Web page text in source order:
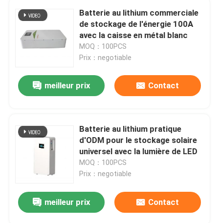
Batterie au lithium commerciale
de stockage de l'énergie 100A
avec la caisse en métal blanc
MOQ：100PCS
Prix：negotiable
meilleur prix Contact
Batterie au lithium pratique
d'ODM pour le stockage solaire
universel avec la lumière de LED
MOQ：100PCS
Prix：negotiable
meilleur prix Contact